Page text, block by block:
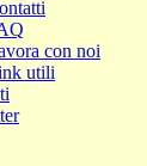
con noi
utili